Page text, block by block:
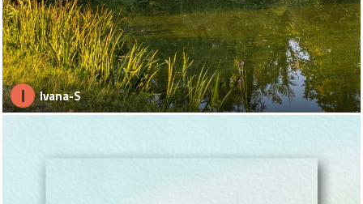
I Ivana-S